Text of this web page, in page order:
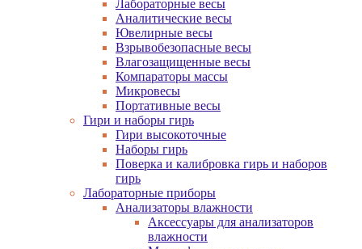
Лабораторные весы
Аналитические весы
Ювелирные весы
Взрывобезопасные весы
Влагозащищенные весы
Компараторы массы
Микровесы
Портативные весы
Гири и наборы гирь
Гири высокоточные
Наборы гирь
Поверка и калибровка гирь и наборов
гирь
Лабораторные приборы
Анализаторы влажности
Аксессуары для анализаторов
влажности